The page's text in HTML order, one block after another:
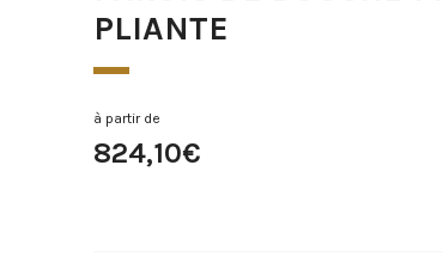
PLIANTE
à partir de
824,10€